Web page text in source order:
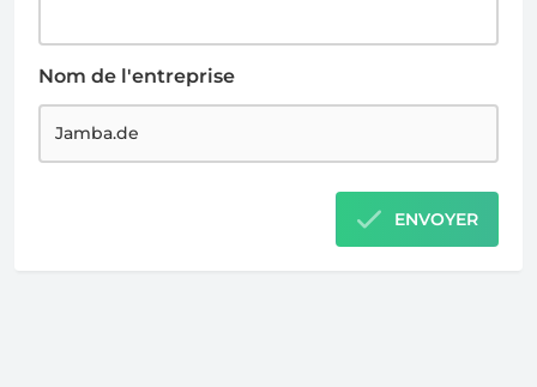
Nom de l'entreprise
ENVOYER